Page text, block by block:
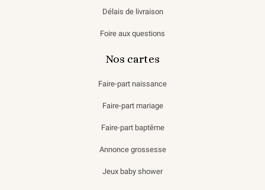
Délais de livraison
Foire aux questions
Nos cartes
Faire-part naissance
Faire-part mariage
Faire-part baptême
Annonce grossesse
Jeux baby shower